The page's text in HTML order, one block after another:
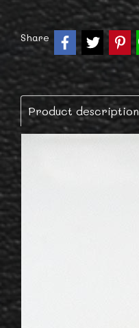
Share
Product description